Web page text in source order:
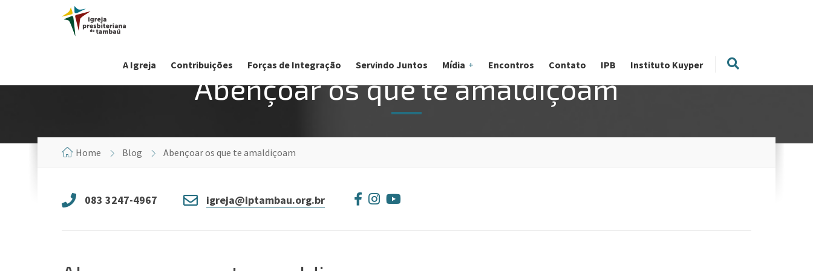
A Igreja Contribuições Forças de Integração Servindo Juntos Mídia Encontros Contato IPB Instituto Kuyper
Abençoar os que te amaldiçoam
Home Blog Abençoar os que te amaldiçoam
083 3247-4967 igreja@iptambau.org.br